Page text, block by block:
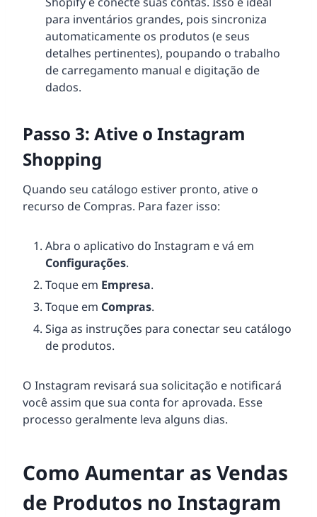
para inventários grandes, pois sincroniza
automaticamente os produtos (e seus
detalhes pertinentes), poupando o trabalho
de carregamento manual e digitação de
dados.
Passo 3: Ative o Instagram
Shopping
Quando seu catálogo estiver pronto, ative o
recurso de Compras. Para fazer isso:
Abra o aplicativo do Instagram e vá em
Configurações.
Toque em Empresa.
Toque em Compras.
Siga as instruções para conectar seu catálogo
de produtos.
O Instagram revisará sua solicitação e notificará
você assim que sua conta for aprovada. Esse
processo geralmente leva alguns dias.
Como Aumentar as Vendas
de Produtos no Instagram